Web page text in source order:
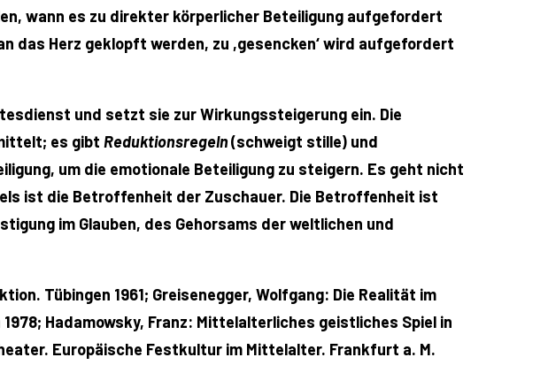
wann es zu direkter körperlicher Beteiligung aufgefordert
das Herz geklopft werden, zu ,gesencken‘ wird aufgefordert
und setzt sie zur Wirkungssteigerung ein. Die
es gibt Reduktionsregeln(schweigt stille) und
um die emotionale Beteiligung zu steigern. Es geht nicht
ist die Betroffenheit der Zuschauer. Die Betroffenheit ist
im Glauben, des Gehorsams der weltlichen und
Tübingen 1961; Greisenegger, Wolfgang: Die Realität im
Hadamowsky, Franz: Mittelalterliches geistliches Spiel in
Europäische Festkultur im Mittelalter. Frankfurt a. M.